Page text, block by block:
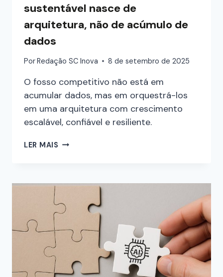
sustentável nasce de
arquitetura, não de acúmulo de
dados
PorRedação SC Inova 8 de setembro de 2025
O fosso competitivo não está em
acumular dados, mas em orquestrá-los
em uma arquitetura com crescimento
escalável, confiável e resiliente.
LER MAIS